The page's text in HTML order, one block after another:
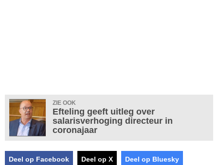
ZIE OOK
Efteling geeft uitleg over
salarisverhoging directeur in
coronajaar
Deel op Facebook Deel op X Deel op Bluesky